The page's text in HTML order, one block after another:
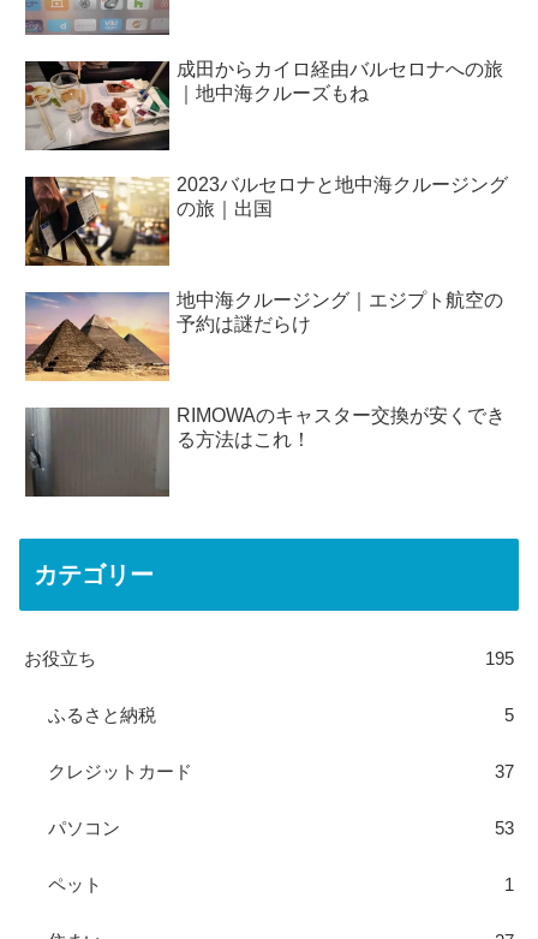
成田からカイロ経由バルセロナへの旅
｜地中海クルーズもね
2023バルセロナと地中海クルージング
の旅｜出国
地中海クルージング｜エジプト航空の
予約は謎だらけ
RIMOWAのキャスター交換が安くでき
る方法はこれ！
カテゴリー
お役立ち 195
ふるさと納税 5
クレジットカード 37
パソコン 53
ペット 1